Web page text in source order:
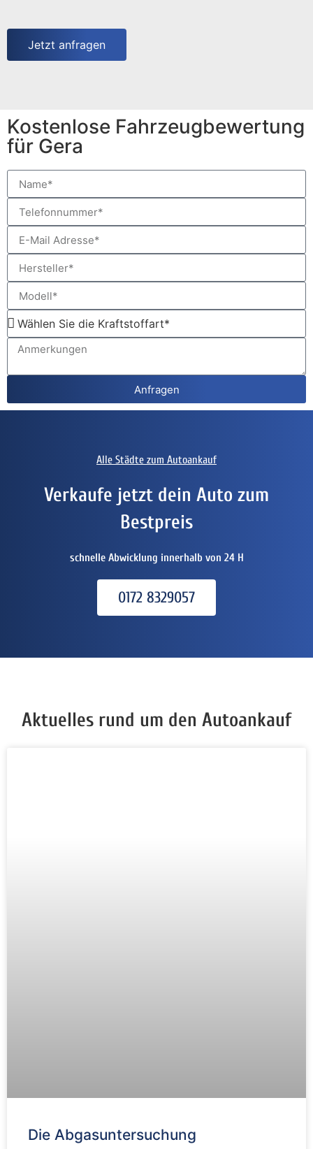
Jetzt anfragen
Kostenlose Fahrzeugbewertung
für Gera
Anfragen
Alle Städte zum Autoankauf
Verkaufe jetzt dein Auto zum
Bestpreis
schnelle Abwicklung innerhalb von 24 H
0172 8329057
Aktuelles rund um den Autoankauf
Die Abgasuntersuchung